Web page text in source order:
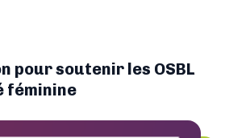
pour soutenir les OSBL
féminine